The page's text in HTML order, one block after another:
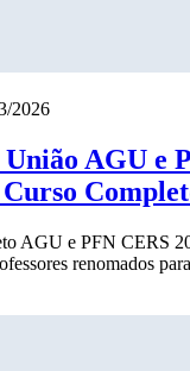
2026
AGU e
AGU e PFN CERS
renomados